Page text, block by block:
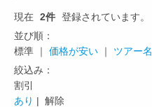
現在 2件 登録されています。
並び順：
標準 ｜ 価格が安い ｜ ツアー名
絞込み：
割引
あり | 解除